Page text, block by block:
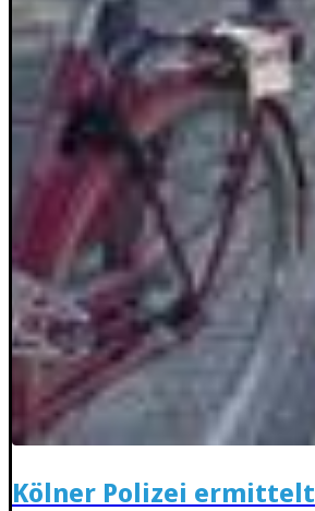
Kölner Polizei ermittelt